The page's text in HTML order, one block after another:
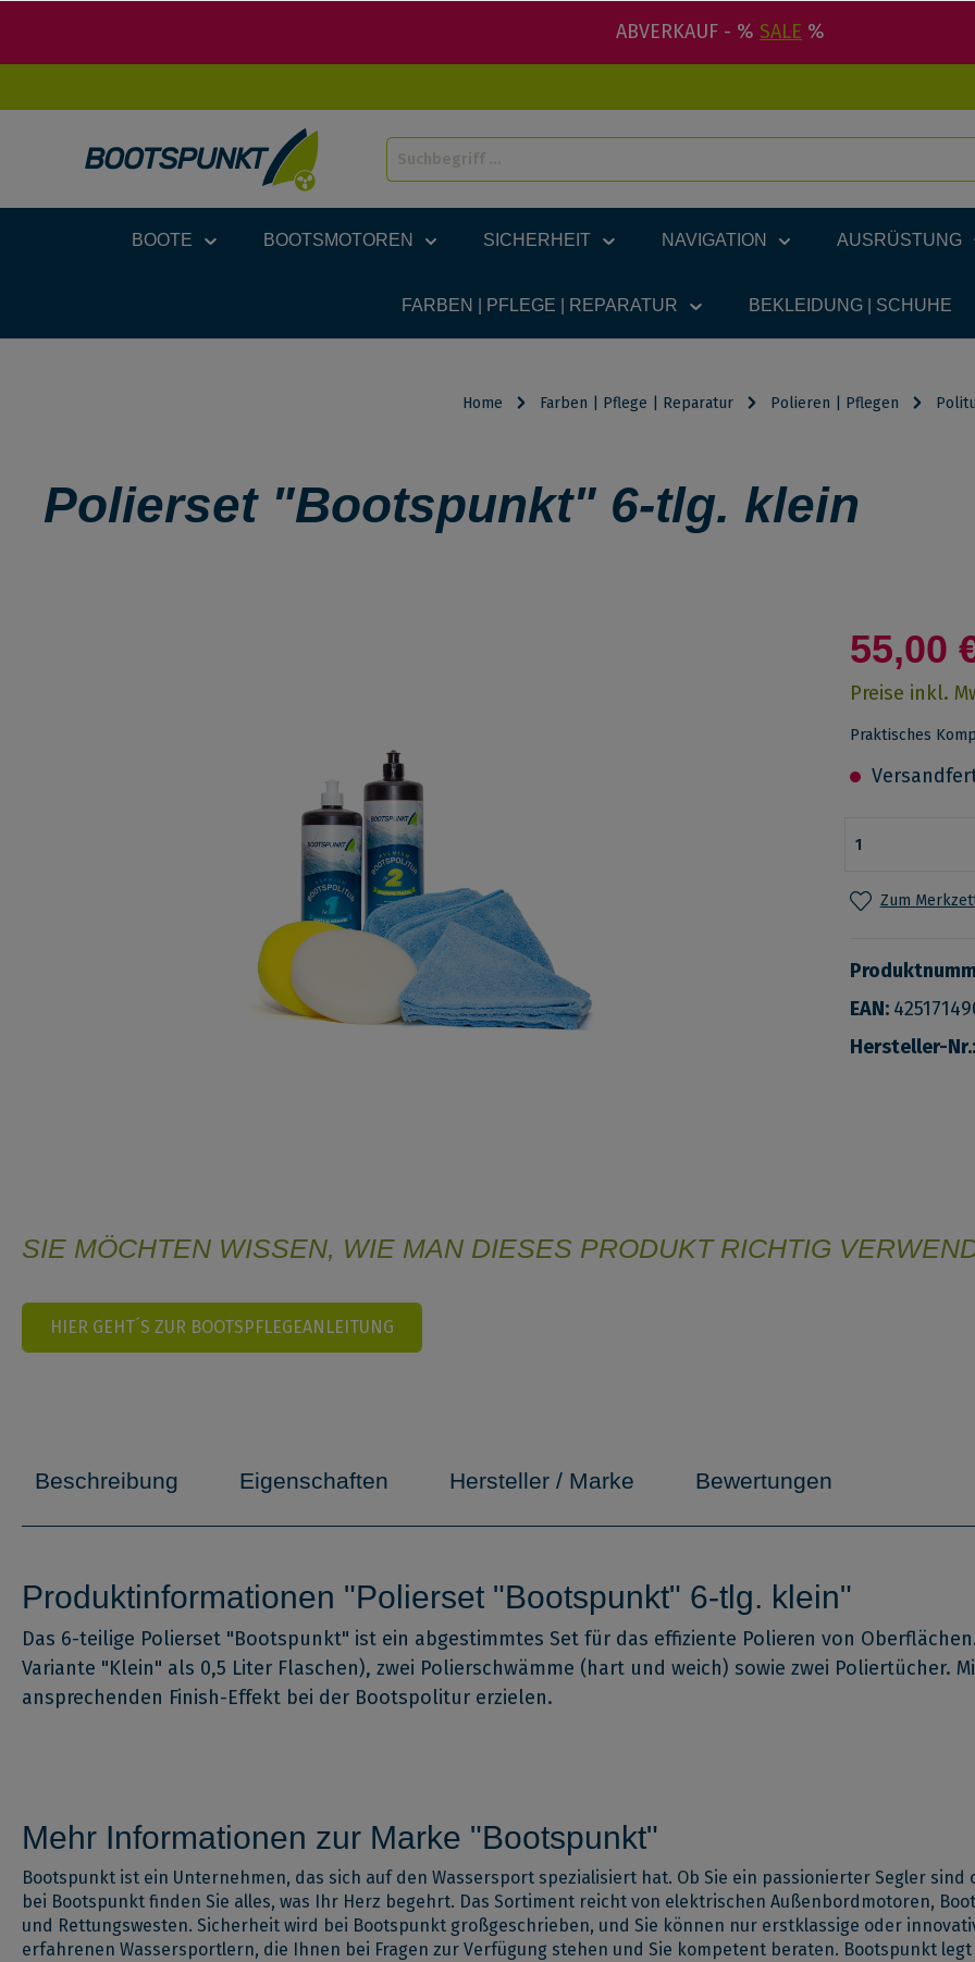
ABVERKAUF - % SALE %
BOOTE BOOTSMOTOREN SICHERHEIT NAVIGATION AUSRÜSTUNG
FARBEN | PFLEGE | REPARATUR BEKLEIDUNG | SCHUHE
Home Farben | Pflege | Reparatur Polieren | Pflegen
Polierset "Bootspunkt" 6-tlg. klein
55,00
Preise inkl.
Praktisches
Zum
EAN:
Hersteller-Nr.:
SIE MÖCHTEN WISSEN, WIE MAN DIESES PRODUKT RICHTIG
HIER GEHT´S ZUR BOOTSPFLEGEANLEITUNG
Beschreibung Eigenschaften Hersteller / Marke Bewertungen
Produktinformationen "Polierset "Bootspunkt" 6-tlg. klein"
Das 6-teilige Polierset "Bootspunkt" ist ein abgestimmtes Set für das effiziente Polieren von
Variante "Klein" als 0,5 Liter Flaschen), zwei Polierschwämme (hart und weich) sowie zwei Poliertücher.
ansprechenden Finish-Effekt bei der Bootspolitur erzielen.
Mehr Informationen zur Marke "Bootspunkt"
Bootspunkt ist ein Unternehmen, das sich auf den Wassersport spezialisiert hat. Ob Sie ein passionierter Segler
bei Bootspunkt finden Sie alles, was Ihr Herz begehrt. Das Sortiment reicht von elektrischen Außenbordmotoren,
und Rettungswesten. Sicherheit wird bei Bootspunkt großgeschrieben, und Sie können nur erstklassige oder
erfahrenen Wassersportlern, die Ihnen bei Fragen zur Verfügung stehen und Sie kompetent beraten. Bootspunkt